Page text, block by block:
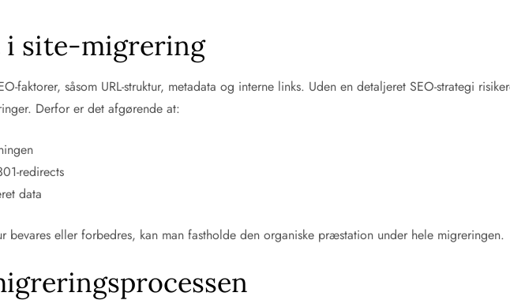
i site-migrering
faktorer, såsom URL-struktur, metadata og interne links. Uden en detaljeret SEO-strategi
Derfor er det afgørende at:
redirects
data
bevares eller forbedres, kan man fastholde den organiske præstation under hele migreringen.